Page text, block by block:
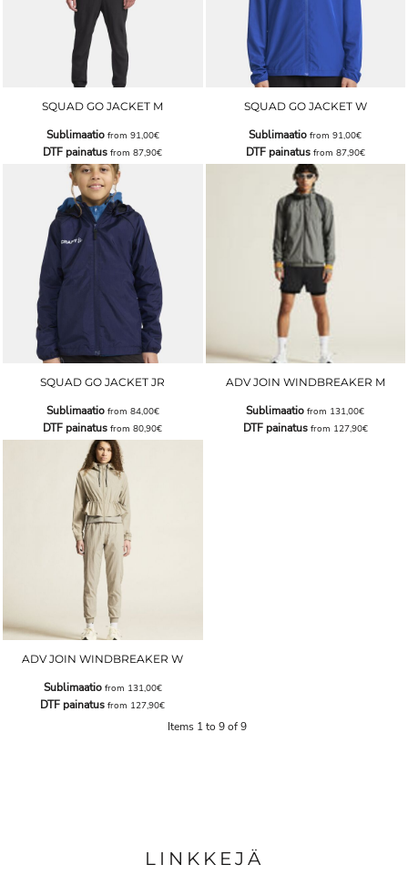
SQUAD GO JACKET M
Sublimaatiofrom 91,00€
DTF painatus from87,90€
SQUAD GO JACKET W
Sublimaatio from91,00€
DTF painatusfrom 87,90€
SQUAD GO JACKET JR
Sublimaatiofrom 84,00€
DTF painatus from80,90€
ADV JOIN WINDBREAKER M
Sublimaatio from 131,00€
DTF painatusfrom 127,90€
ADV JOIN WINDBREAKER W
Sublimaatiofrom 131,00€
DTF painatus from 127,90€
Items 1 to 9 of 9
LINKKEJÄ